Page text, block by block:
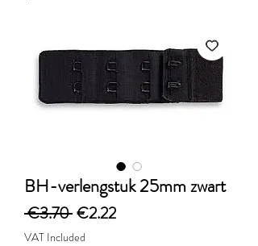
BH-verlengstuk 25mm zwart
€3.70 Regular
Price
€2.22Sale
VAT Included